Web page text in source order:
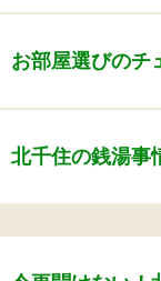
お部屋選びのチ
北千住の銭湯事